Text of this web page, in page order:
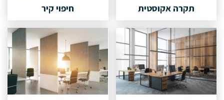
תקרה אקוסטית חיפוי קיר